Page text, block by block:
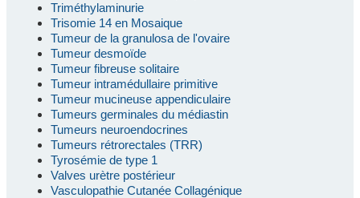
Triméthylaminurie
Trisomie 14 en Mosaique
Tumeur de la granulosa de l'ovaire
Tumeur desmoïde
Tumeur fibreuse solitaire
Tumeur intramédullaire primitive
Tumeur mucineuse appendiculaire
Tumeurs germinales du médiastin
Tumeurs neuroendocrines
Tumeurs rétrorectales (TRR)
Tyrosémie de type 1
Valves urètre postérieur
Vasculopathie Cutanée Collagénique